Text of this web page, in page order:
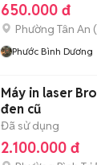
650.000 đ
Phường Tân An (
Phước Bình Dương
Máy in laser
đen cũ
Đã sử dụng
2.100.000 đ